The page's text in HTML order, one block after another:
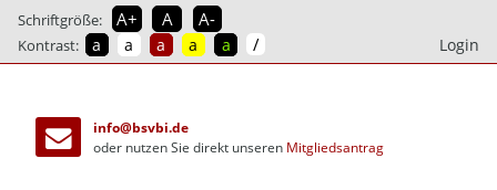
Schriftgröße: A+ A A-
Kontrast: a a a a a / Login
info@bsvbi.de
oder nutzen Sie direkt unseren Mitgliedsantrag
zum
Inhalt